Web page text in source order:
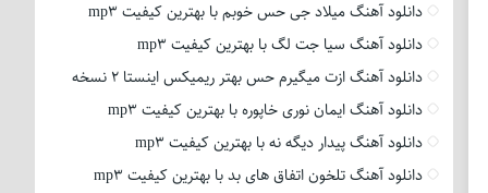
دانلود آهنگ میلاد جی حس خوبم با بهترین کیفیت mp3
دانلود آهنگ سیا جت لگ با بهترین کیفیت mp3
دانلود آهنگ ازت میگیرم حس بهتر ریمیکس اینستا 2 نسخه
دانلود آهنگ ایمان نوری خاپوره با بهترین کیفیت mp3
دانلود آهنگ پیدار دیگه نه با بهترین کیفیت mp3
دانلود آهنگ تلخون اتفاق های بد با بهترین کیفیت mp3